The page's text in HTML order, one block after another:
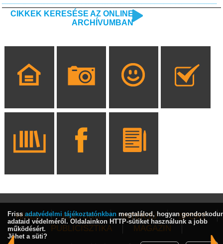
CIKKEK KERESÉSE AZ ONLINE
ARCHÍVUMBAN
HÍREK KULTÚRA INTERJÚ
SPORT
PUBLICISZTIKA
MAGAZIN
Friss adatvédelmi tájékoztatónkban megtalálod, hogyan
adataid védelméről. Oldalainkon HTTP-sütiket használunk a jobb
működésért.
Jöhet a süti?